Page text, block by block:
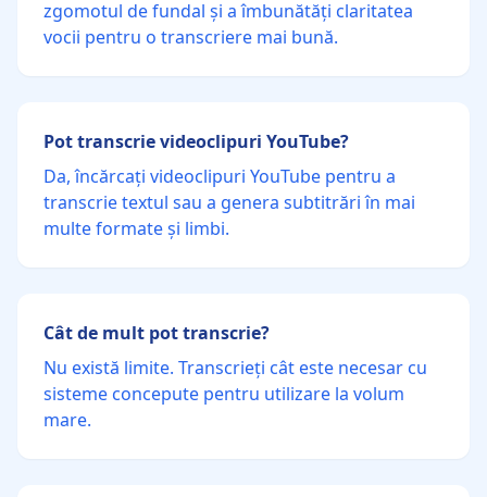
zgomotul de fundal și a îmbunătăți claritatea
vocii pentru o transcriere mai bună.
Pot transcrie videoclipuri YouTube?
Da, încărcați videoclipuri YouTube pentru a
transcrie textul sau a genera subtitrări în mai
multe formate și limbi.
Cât de mult pot transcrie?
Nu există limite. Transcrieți cât este necesar cu
sisteme concepute pentru utilizare la volum
mare.